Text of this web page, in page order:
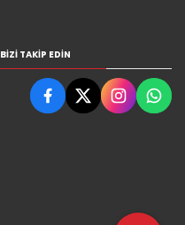
BIZI TAKIP EDIN